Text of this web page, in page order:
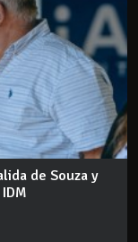
de Souza y